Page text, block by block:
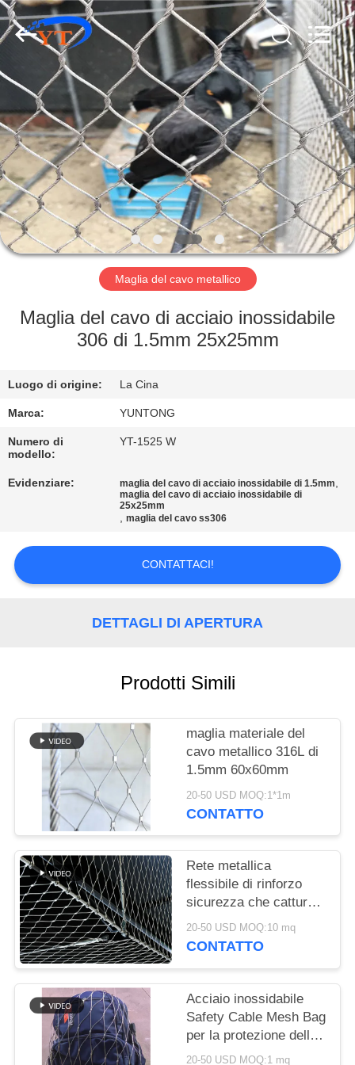
CASA
PRODOTTI
CIRCA
NOI
GIRO
FABBRICA
DI
QUALITÀ
CONTATTICI
RICHIEDA
UNA
CITAZIONE
SITO
POLITICA
SULLA
PRIVACY
Anping
Yuntong
Metal
Wire
Mesh
Rights
Reserved.
Maglia del cavo metallico
Maglia del cavo di acciaio inossidabile
306 di 1.5mm 25x25mm
Luogo di origine: La Cina
Marca: YUNTONG
Numero di
modello:
YT-1525 W
Evidenziare: maglia del cavo di acciaio inossidabile di 1.5mm,
maglia del cavo di acciaio inossidabile di
25x25mm
,maglia del cavo ss306
CONTATTACI!
DETTAGLI DI APERTURA
Prodotti Simili
maglia materiale del
cavo metallico 316L di
1.5mm 60x60mm
20-50 USD MOQ:1*1m
CONTATTO
Rete metallica
flessibile di rinforzo
sicurezza che cattura
con la rete il recinto
inanellato
20-50 USD MOQ:10 mq
CONTATTO
Acciaio inossidabile
Safety Cable Mesh Bag
per la protezione della
caduta di altoparlanti
20-50 USD MOQ:1 mq